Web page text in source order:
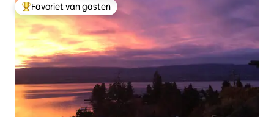
Topfavoriet van gasten
Favoriet van gasten